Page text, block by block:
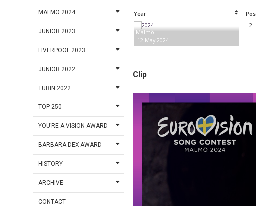
MALMÖ 2024
JUNIOR 2023
LIVERPOOL 2023
JUNIOR 2022
TURIN 2022
TOP 250
YOU’RE A VISION AWARD
BARBARA DEX AWARD
HISTORY
ARCHIVE
CONTACT
Year Pos
Malmö
12 May 2024
2
Clip